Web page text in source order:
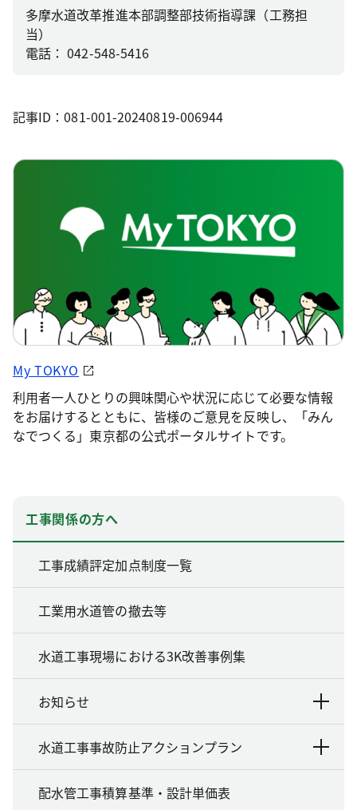
多摩水道改革推進本部調整部技術指導課（工務担
当）
電話： 042-548-5416
記事ID：081-001-20240819-006944
My TOKYO
利用者一人ひとりの興味関心や状況に応じて必要な情報
をお届けするとともに、皆様のご意見を反映し、「みん
なでつくる」東京都の公式ポータルサイトです。
工事関係の方へ
工事成績評定加点制度一覧
工業用水道管の撤去等
水道工事現場における3K改善事例集
お知らせ
水道工事事故防止アクションプラン
配水管工事積算基準・設計単価表